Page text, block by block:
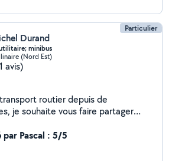
Particulier
Durand
minibus
(Nord Est)
avis)
routier depuis de
je souhaite vous faire partager
véhicules allant de la simple
et le minibus. Mes objectifs
être véhiculé en toute sécurité
par Pascal : 5/5